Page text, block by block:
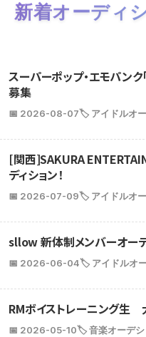
新着オーディ
スーパーポップ・エモパン
募集
📅 2026-08-07🏷️ アイドルオ
[関西]SAKURA
ディション！
📅 2026-07-09🏷️ アイドルオ
sllow 新体制メンバーオー
📅 2026-06-04🏷️ アイドルオ
RMボイストレーニング生
📅 2026-05-10🏷️ 音楽オーデシ